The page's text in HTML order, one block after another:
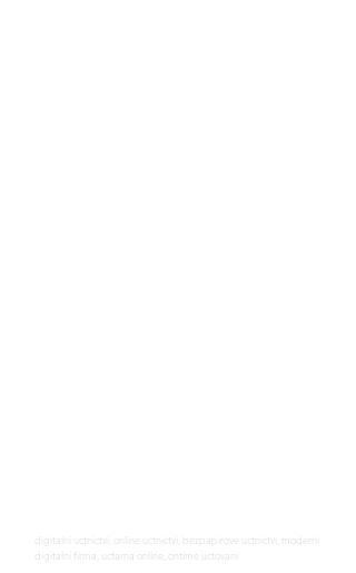
digitalni uctnictvi, online uctnictvi, bezpapirove uctnictvi, moderni
digitalni firma, uctarna online, ontime uctovani